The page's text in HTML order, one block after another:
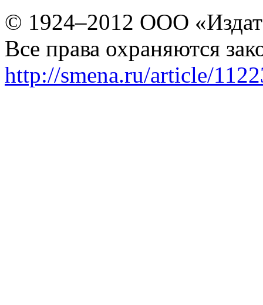
© 1924–2012 ООО
Все права охраняются
http://smena.ru/article/